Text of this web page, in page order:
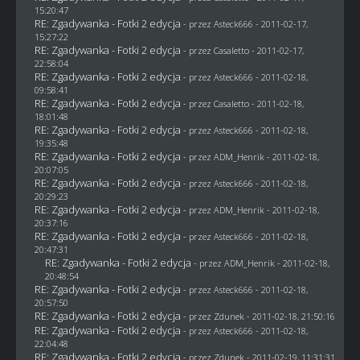
15:20:47
RE: Zgadywanka - Fotki 2 edycja - przez Asteck666 - 2011-02-17,
15:27:22
RE: Zgadywanka - Fotki 2 edycja - przez Casaletto- 2011-02-17,
22:58:04
RE: Zgadywanka - Fotki 2 edycja - przez Asteck666 - 2011-02-18,
09:58:41
RE: Zgadywanka - Fotki 2 edycja - przez Casaletto- 2011-02-18,
18:01:48
RE: Zgadywanka - Fotki 2 edycja - przez Asteck666 - 2011-02-18,
19:35:48
RE: Zgadywanka - Fotki 2 edycja - przez ADM_Henrik - 2011-02-18,
20:07:05
RE: Zgadywanka - Fotki 2 edycja - przez Asteck666 - 2011-02-18,
20:29:23
RE: Zgadywanka - Fotki 2 edycja - przez ADM_Henrik - 2011-02-18,
20:37:16
RE: Zgadywanka - Fotki 2 edycja - przez Asteck666 - 2011-02-18,
20:47:31
RE: Zgadywanka - Fotki 2 edycja - przez ADM_Henrik - 2011-02-18,
20:48:54
RE: Zgadywanka - Fotki 2 edycja - przez Asteck666 - 2011-02-18,
20:57:50
RE: Zgadywanka - Fotki 2 edycja - przez Zdunek - 2011-02-18, 21:50:16
RE: Zgadywanka - Fotki 2 edycja - przez Asteck666 - 2011-02-18,
22:04:48
RE: Zgadywanka - Fotki 2 edycja - przez Zdunek - 2011-02-19, 11:31:31